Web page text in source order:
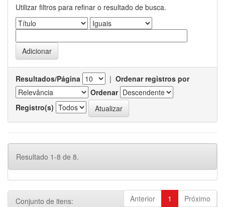
Utilizar filtros para refinar o resultado de busca.
Resultados/Página | Ordenar registros por
Ordenar
Registro(s)
Resultado 1-8 de 8.
Anterior 1 Próximo
Conjunto de itens: